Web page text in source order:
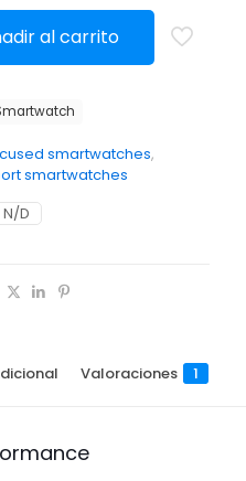
al carrito
N/D
smartwatches,
smartwatches
Valoraciones 1